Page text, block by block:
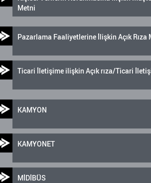
Metni
Pazarlama Faaliyetlerine İlişkin Açık Rıza
Ticari İletişime ilişkin Açık rıza/Ticari
KAMYON
KAMYONET
MİDİBÜS